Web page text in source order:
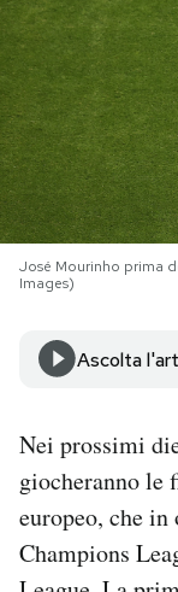
PODCAST
NEWSLETTER
I MIEI
SHOP
Area
Newsletter
Notifiche
Regala il Post
Hai bisogno
José Mourinho prima
Images)
Ascolta
Nei prossimi
giocheranno le
europeo, che
Champions